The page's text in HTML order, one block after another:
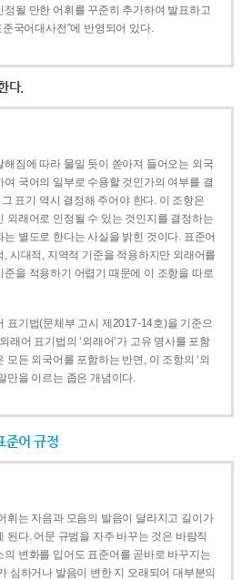
정될 만한 어휘를 꾸준히 추가하여 발표하고
국어대사전”에 반영되어 있다.
다.
짐에 따라 물밀 듯이 쏟아져 들어오는 외국
국어의 일부로 수용할 것인가의 여부를 결
표기 역시 결정해 주어야 한다. 이 조항은
외래어로 인정될 수 있는 것인지를 결정하는
별도로 한다는 사실을 밝힌 것이다. 표준어
시대적, 지역적 기준을 적용하지만 외래어를
준을 적용하기 어렵기 때문에 이 조항을 따로
표기법(문체부 고시 제2017-14호)을 기준으
래어 표기법의 ‘외래어’가 고유 명사를 포함
모든 외국어를 포함하는 반면, 이 조항의 ‘외
만을 이르는 좁은 개념이다.
준어 규정
휘는 자음과 모음의 발음이 달라지고 길이가
된다. 어문 규범을 자주 바꾸는 것은 바람직
변화를 입어도 표준어를 곧바로 바꾸지는
심하거나 발음이 변한 지 오래되어 대부분의